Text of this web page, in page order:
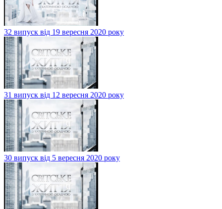
32 випуск від 19 вересня 2020 року
31 випуск від 12 вересня 2020 року
30 випуск від 5 вересня 2020 року